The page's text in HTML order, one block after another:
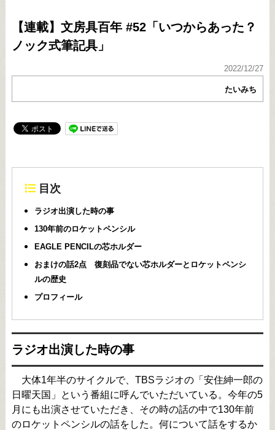
【連載】文房具百年 #52「いつからあった？
ノック式筆記具」
2022/12/27
たいみち
目次
ラジオ出演した時の事
130年前のロケットペンシル
EAGLE PENCILの芯ホルダー
おまけの話2点 復刻品でない芯ホルダーとロケットペンシ
ルの歴史
プロフィール
ラジオ出演した時の事
大体1年半のサイクルで、TBSラジオの「安住紳一郎の
日曜天国」という番組に呼んでいただいている。今年の5
月にも出演させていただき、その時の話の中で130年前
のロケットペンシルの話をした。何について話をするか